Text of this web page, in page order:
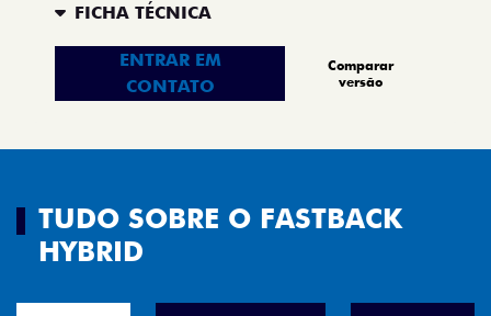
FICHA TÉCNICA
ENTRAR EM
CONTATO
Comparar
versão
TUDO SOBRE O FASTBACK
HYBRID